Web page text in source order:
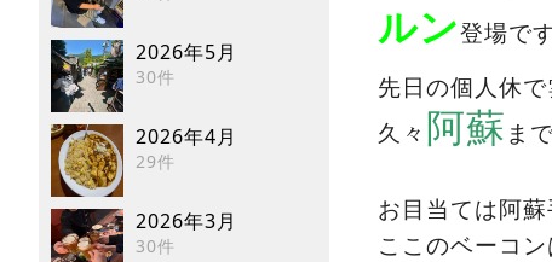
2026年5月
30件
2026年4月
29件
2026年3月
30件
ルン登場で
先日の個人休
久々 阿蘇 ま
お目当ては阿蘇
ここのベーコ